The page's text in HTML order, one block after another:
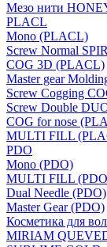
Мезо нити
PLACL
Mono (PLACL)
Screw Normal
COG 3D (PLACL)
Master gear
Screw Cogging
Screw Double
COG for nose
MULTI FILL
PDO
Mono (PDO)
MULTI FILL
Dual Needle (PDO)
Master Gear (PDO)
Косметика для
MIRIAM